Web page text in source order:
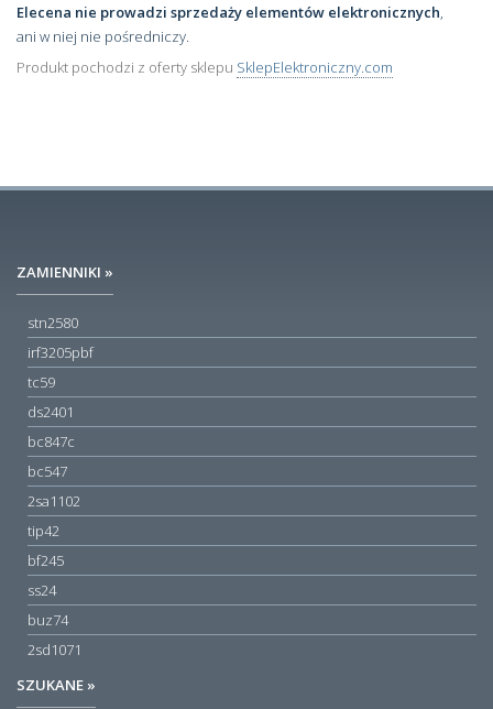
Elecena nie prowadzi sprzedaży elementów elektronicznych
ani w niej nie pośredniczy.
Produkt pochodzi z oferty sklepu SklepElektroniczny.com
ZAMIENNIKI »
stn2580
irf3205pbf
tc59
ds2401
bc847c
bc547
2sa1102
tip42
bf245
ss24
buz74
2sd1071
SZUKANE »